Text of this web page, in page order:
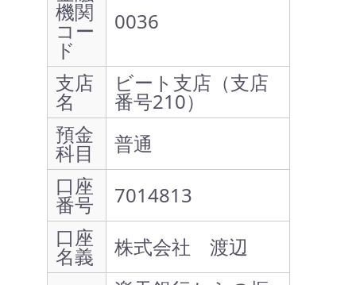
機関
コー
ド
0036
支店
名
ビート支店（支店
番号210）
預金
科目
普通
口座
番号
7014813
口座
名義
株式会社 渡辺